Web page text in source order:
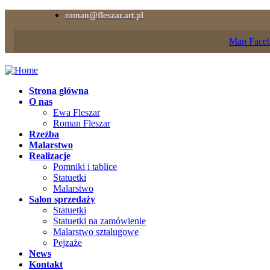
roman@fleszar.art.pl
Map
Strona główna
O nas
Ewa Fleszar
Roman Fleszar
Rzeźba
Malarstwo
Realizacje
Pomniki i tablice
Statuetki
Malarstwo
Salon sprzedaży
Statuetki
Statuetki na zamówienie
Malarstwo sztalugowe
Pejzaże
News
Kontakt